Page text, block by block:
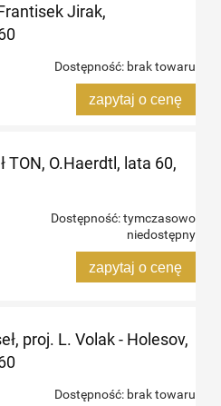
Jirak,
Dostępność: brak towaru
zapytaj o cenę
TON, O.Haerdtl, lata 60,
Dostępność:tymczasowo
niedostępny
zapytaj o cenę
proj. L. Volak - Holesov,
Dostępność: brak towaru